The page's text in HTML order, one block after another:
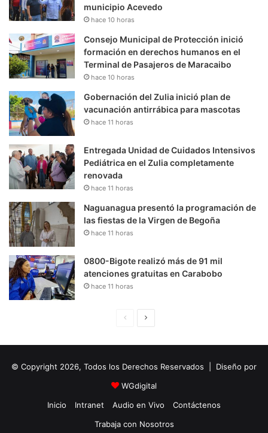
municipio Acevedo
hace 10 horas
Consejo Municipal de Protección inició
formación en derechos humanos en el
Terminal de Pasajeros de Maracaibo
hace 10 horas
Gobernación del Zulia inició plan de
vacunación antirrábica para mascotas
hace 11 horas
Entregada Unidad de Cuidados Intensivos
Pediátrica en el Zulia completamente
renovada
hace 11 horas
Naguanagua presentó la programación de
las fiestas de la Virgen de Begoña
hace 11 horas
0800-Bigote realizó más de 91 mil
atenciones gratuitas en Carabobo
hace 11 horas
i
n
a
u
i
e
© Copyright 2026, Todos los Derechos Reservados | Diseño por
WGdigital
Inicio
Intranet Audio en Vivo
Contáctenos
Trabaja con Nosotros